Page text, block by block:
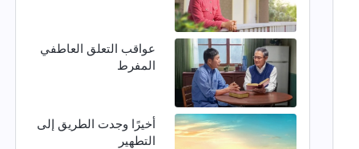
عواقب التعلق العاطفي
المفرط
أخيرًا وجدت الطريق إلى
التطهير